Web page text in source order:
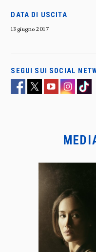
DATA DI USCITA
13 giugno 2017
SEGUI SUI SOCIAL